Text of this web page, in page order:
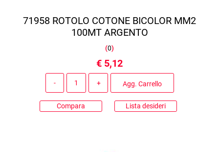
71958 ROTOLO COTONE BICOLOR MM2
100MT ARGENTO
(0)
€ 5,12
Agg. Carrello
Compara Lista desideri